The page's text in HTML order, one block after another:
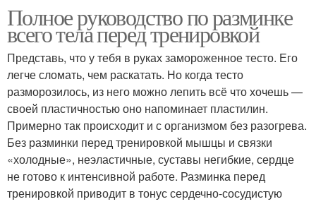
Полное руководство по разминке
всего тела перед тренировкой
Представь, что у тебя в руках замороженное тесто. Его
легче сломать, чем раскатать. Но когда тесто
разморозилось, из него можно лепить всё что хочешь —
своей пластичностью оно напоминает пластилин.
Примерно так происходит и с организмом без разогрева.
Без разминки перед тренировкой мышцы и связки
«холодные», неэластичные, суставы негибкие, сердце
не готово к интенсивной работе. Разминка перед
тренировкой приводит в тонус сердечно-сосудистую